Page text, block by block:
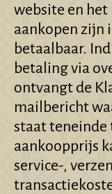
website en het
aankopen zijn
betaalbaar.
betaling via
ontvangt de
mailbericht
staat teneinde
aankoopprijs
service-,